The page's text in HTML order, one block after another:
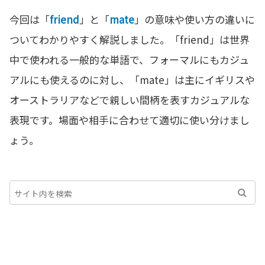
今回は「friend」と「mate」の意味や使い方の違いに
ついてわかりやすく解説しました。「friend」は世界
中で使われる一般的な単語で、フォーマルにもカジュ
アルにも使えるのに対し、「mate」は主にイギリスや
オーストラリアなどで親しい間柄を表すカジュアルな
表現です。場面や相手に合わせて適切に使い分けまし
ょう。